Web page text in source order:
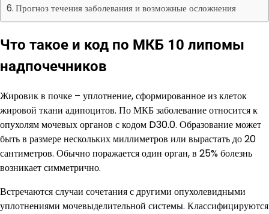
Прогноз течения заболевания и возможные осложнения
Что такое и код по МКБ 10 липомы
надпочечников
Жировик в почке – уплотнение, сформированное из клеток
жировой ткани адипоцитов. По МКБ заболевание относится к
опухолям мочевых органов с кодом D30.0. Образование может
быть в размере нескольких миллиметров или вырастать до 20
сантиметров. Обычно поражается один орган, в 25% болезнь
возникает симметрично.
Встречаются случаи сочетания с другими опухолевидными
уплотнениями мочевыделительной системы. Классифицируются